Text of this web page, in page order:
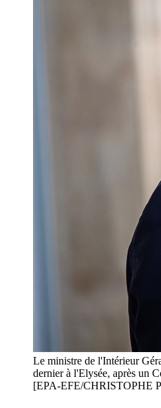
Le ministre de l'Intérieur
dernier à l'Elysée, après un
[EPA-EFE/CHRISTOPHE